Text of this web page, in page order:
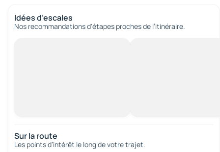
Idées d’escales
Nos recommandations d'étapes proches de l’itinéraire.
Sur la route
Les points d’intérêt le long de votre trajet.